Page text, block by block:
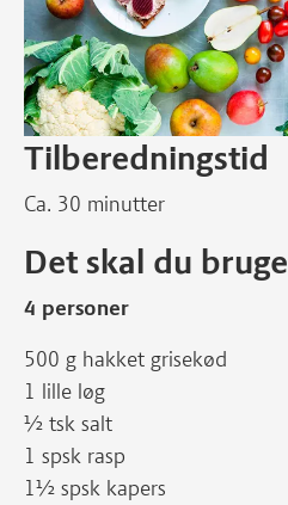
Tilberedningstid
Ca. 30 minutter
Det skal du bruge
4 personer
500 g hakket grisekød
1 lille løg
½ tsk salt
1 spsk rasp
1½ spsk kapers